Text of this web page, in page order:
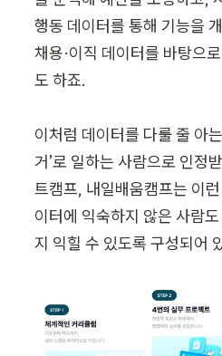
행동 데이터를 통해 기능을
채용·이직 데이터를 바탕으
도 하죠.
이처럼 데이터를 다룰 줄 아
거’로 일하는 사람으로 인정
트캠프, 내일배움캠프는 이
이터에 익숙하지 않은 사람
지 익힐 수 있도록 구성되어